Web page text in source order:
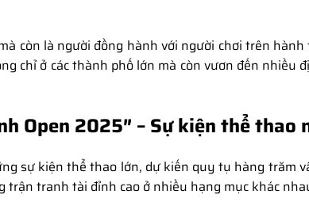
còn là người đồng hành với người chơi trên
chỉ ở các thành phố lớn mà còn vươn đến
Open 2025″ – Sự kiện thể thao
sự kiện thể thao lớn, dự kiến quy tụ hàng trăm
tranh tài đỉnh cao ở nhiều hạng mục khác